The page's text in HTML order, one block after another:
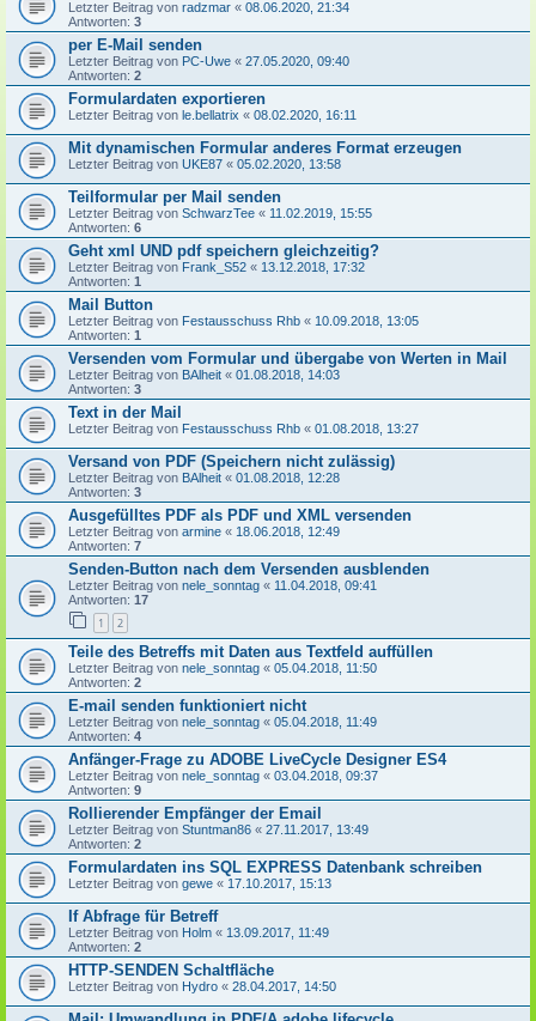
Letzter Beitrag von radzmar « 08.06.2020, 21:34
Antworten: 3
per E-Mail senden
Letzter Beitrag von PC-Uwe « 27.05.2020, 09:40
Antworten: 2
Formulardaten exportieren
Letzter Beitrag von le.bellatrix « 08.02.2020, 16:11
Mit dynamischen Formular anderes Format erzeugen
Letzter Beitrag von UKE87 « 05.02.2020, 13:58
Teilformular per Mail senden
Letzter Beitrag von SchwarzTee « 11.02.2019, 15:55
Antworten: 6
Geht xml UND pdf speichern gleichzeitig?
Letzter Beitrag von Frank_S52 « 13.12.2018, 17:32
Antworten: 1
Mail Button
Letzter Beitrag von Festausschuss Rhb « 10.09.2018, 13:05
Antworten: 1
Versenden vom Formular und übergabe von Werten in Mail
Letzter Beitrag von BAlheit « 01.08.2018, 14:03
Antworten: 3
Text in der Mail
Letzter Beitrag von Festausschuss Rhb « 01.08.2018, 13:27
Versand von PDF (Speichern nicht zulässig)
Letzter Beitrag von BAlheit « 01.08.2018, 12:28
Antworten: 3
Ausgefülltes PDF als PDF und XML versenden
Letzter Beitrag von armine « 18.06.2018, 12:49
Antworten: 7
Senden-Button nach dem Versenden ausblenden
Letzter Beitrag von nele_sonntag « 11.04.2018, 09:41
Antworten: 17
1 2
Teile des Betreffs mit Daten aus Textfeld auffüllen
Letzter Beitrag von nele_sonntag « 05.04.2018, 11:50
Antworten: 2
E-mail senden funktioniert nicht
Letzter Beitrag von nele_sonntag « 05.04.2018, 11:49
Antworten: 4
Anfänger-Frage zu ADOBE LiveCycle Designer ES4
Letzter Beitrag von nele_sonntag « 03.04.2018, 09:37
Antworten: 9
Rollierender Empfänger der Email
Letzter Beitrag von Stuntman86 « 27.11.2017, 13:49
Antworten: 2
Formulardaten ins SQL EXPRESS Datenbank schreiben
Letzter Beitrag von gewe « 17.10.2017, 15:13
If Abfrage für Betreff
Letzter Beitrag von Holm « 13.09.2017, 11:49
Antworten: 2
HTTP-SENDEN Schaltfläche
Letzter Beitrag von Hydro « 28.04.2017, 14:50